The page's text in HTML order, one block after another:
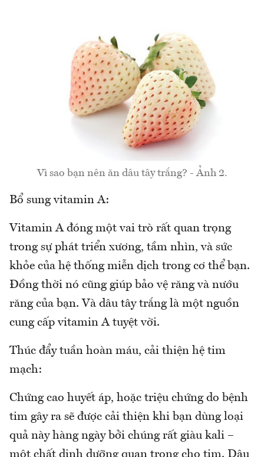
Vì sao bạn nên ăn dâu tây trắng? - Ảnh 2.
Bổ sung vitamin A:
Vitamin A đóng một vai trò rất quan trọng
trong sự phát triển xương, tầm nhìn, và sức
khỏe của hệ thống miễn dịch trong cơ thể bạn.
Đồng thời nó cũng giúp bảo vệ răng và nướu
răng của bạn. Và dâu tây trắng là một nguồn
cung cấp vitamin A tuyệt vời.
Thúc đẩy tuần hoàn máu, cải thiện hệ tim
mạch:
Chứng cao huyết áp, hoặc triệu chứng do bệnh
tim gây ra sẽ được cải thiện khi bạn dùng loại
quả này hàng ngày bởi chúng rất giàu kali –
một chất dinh dưỡng quan trọng cho tim. Dâu